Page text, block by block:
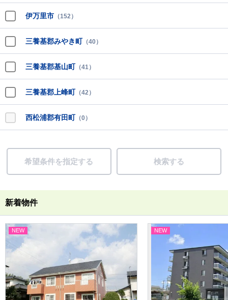
伊万里市 （152）
三養基郡みやき町 （40）
三養基郡基山町 （41）
三養基郡上峰町 （42）
西松浦郡有田町 （0）
希望条件を指定する 検索する
新着物件
NEW NEW